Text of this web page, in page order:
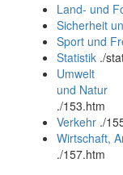
und
schließen
Land- und
Sicherheit
Sport und
Statistik ./
Umwelt
und Natur
./153.htm
Verkehr ./
Wirtschaft,
./157.htm